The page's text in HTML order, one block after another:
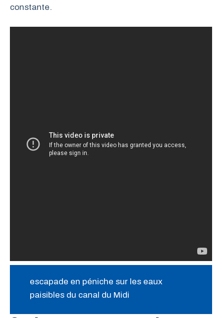
constante.
escapade en péniche sur les eaux
paisibles du canal du Midi